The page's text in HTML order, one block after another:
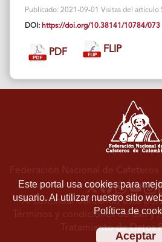
Publicado: 2021-09-01 Visitas del artículo
DOI: https://doi.org/10.38141/10784/073
PDF FLIP
Este portal usa cookies para
usuario. Al utilizar nuestro sitio
Política de
Aceptar
Federación Nacional de Cafeteros
Al continuar utilizando este
Términos y condiciones de usoy
Tratamiento de Datos